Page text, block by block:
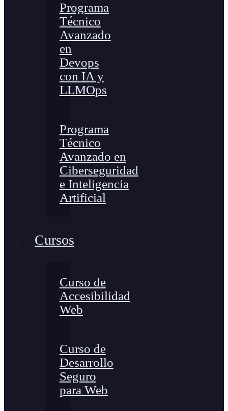
Programa
Técnico
Avanzado
en
Devops
con IA y
LLMOps
Programa
Técnico
Avanzado en
Ciberseguridad
e Inteligencia
Artificial
Cursos
Curso de
Accesibilidad
Web
Curso de
Desarrollo
Seguro
para Web